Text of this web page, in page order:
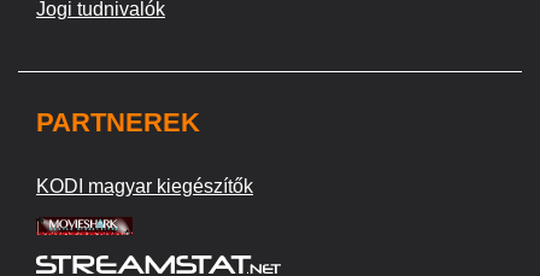
Jogi tudnivalók
PARTNEREK
KODI magyar kiegészítők